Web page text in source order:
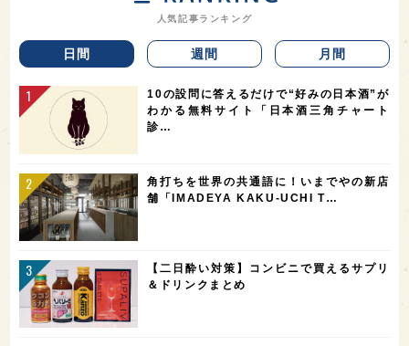
人気記事ランキング
日間 週間 月間
10の設問に答えるだけで“好みの日本酒”が
わかる無料サイト「日本酒三角チャート
診…
角打ちを世界の共通語に！いまでやの新店
舗「IMADEYA KAKU-UCHI T…
【二日酔い対策】コンビニで買えるサプリ
＆ドリンクまとめ